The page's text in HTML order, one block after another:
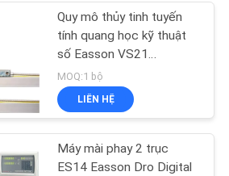
đọc kỹ
16
Quy mô thủy tinh tuyến
tính quang học kỹ thuật
số Easson VS21
0,001mm IP65
MOQ:1 bộ
LIÊN HỆ
Máy mài phay 2 trục
ES14 Easson Dro Digital